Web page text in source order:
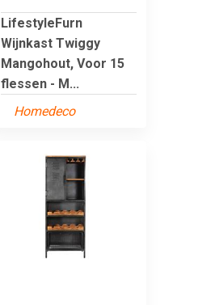
LifestyleFurn
Wijnkast Twiggy
Mangohout, Voor 15
flessen - M...
Homedeco